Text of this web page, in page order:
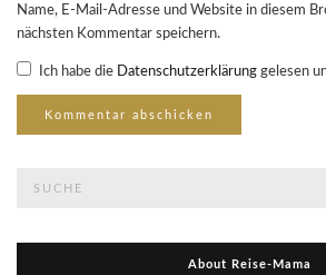
Name, E-Mail-Adresse und Website in diesem
nächsten Kommentar speichern.
Ich habe die Datenschutzerklärung gelesen
About Reise-Mama